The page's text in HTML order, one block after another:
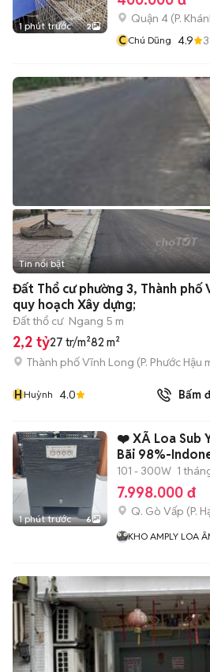
1 phút trước 2
Quận 4 (P.
CChú Dũng 4.9
Tin nổi bật
Đất Thổ cư phường 3, Thành phố
quy hoạch Xây dựng;
Đất thổ cư Ngang 5 m
2,2 tỷ27 tr/m²82 m²
Thành phố Vĩnh Long (P. Phước Hậu
HHuỳnh 4.0 Bấm
1 phút trước 6
❤️ XÃ Loa Sub
Bãi 98%-
101 - 300W 1
7.998.000 đ
Q. Gò Vấp (P.
KHO AMPLY LOA